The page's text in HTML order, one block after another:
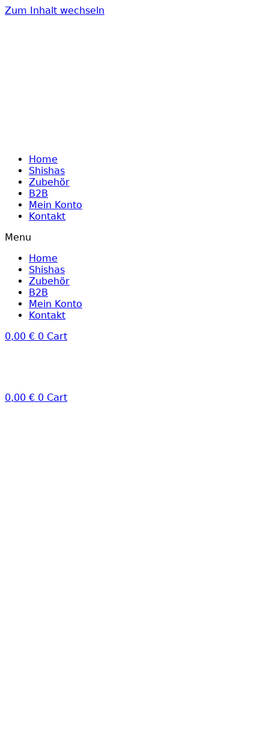
Zum Inhalt wechseln
Home
Shishas
Zubehör
B2B
Mein Konto
Kontakt
Menu
Home
Shishas
Zubehör
B2B
Mein Konto
Kontakt
0,00 € 0 Cart
0,00 € 0 Cart